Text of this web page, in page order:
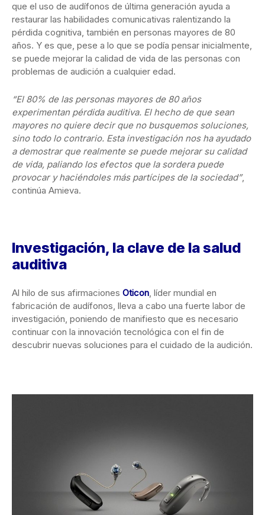
que el uso de audífonos de última generación ayuda a
restaurar las habilidades comunicativas ralentizando la
pérdida cognitiva, también en personas mayores de 80
años. Y es que, pese a lo que se podía pensar inicialmente,
se puede mejorar la calidad de vida de las personas con
problemas de audición a cualquier edad.
“El 80% de las personas mayores de 80 años
experimentan pérdida auditiva. El hecho de que sean
mayores no quiere decir que no busquemos soluciones,
sino todo lo contrario. Esta investigación nos ha ayudado
a demostrar que realmente se puede mejorar su calidad
de vida, paliando los efectos que la sordera puede
provocar y haciéndoles más partícipes de la sociedad”,
continúa Amieva.
Investigación, la clave de la salud
auditiva
Al hilo de sus afirmaciones Oticon, líder mundial en
fabricación de audífonos, lleva a cabo una fuerte labor de
investigación, poniendo de manifiesto que es necesario
continuar con la innovación tecnológica con el fin de
descubrir nuevas soluciones para el cuidado de la audición.